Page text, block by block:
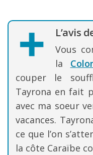
L’avis
Vous
la
couper le
Tayrona en fait
avec ma soeur
vacances.
ce que l’on
la côte Caraïbe